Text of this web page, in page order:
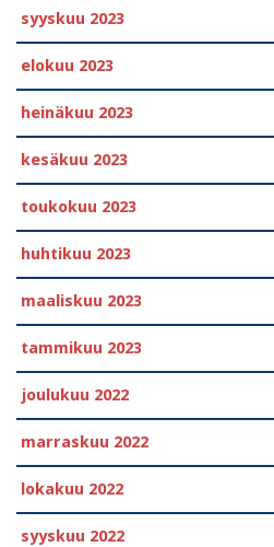
syyskuu 2023
elokuu 2023
heinäkuu 2023
kesäkuu 2023
toukokuu 2023
huhtikuu 2023
maaliskuu 2023
tammikuu 2023
joulukuu 2022
marraskuu 2022
lokakuu 2022
syyskuu 2022